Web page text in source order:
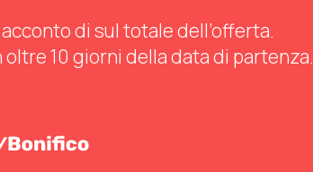
di sul totale dell’offerta.
10 giorni della data di partenza.